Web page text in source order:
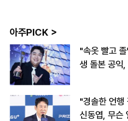
아주PICK >
"속옷 빨고
생 돌본 공익,
"경솔한 언행
신동엽, 무슨